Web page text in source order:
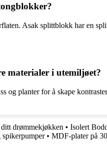
Asak splittblokk har en
materialer i utemiljøet?
og planter for å skape
drømmekjøkken • Isolert
• MDF-plater på